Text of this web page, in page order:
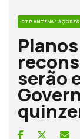
RTP ANTENA 1 AÇORES
serão